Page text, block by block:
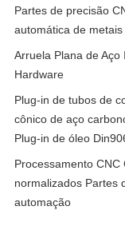
Partes de precisão
automática de
Arruela Plana de
Hardware
Plug-in de tubos de
cônico de aço
Plug-in de óleo
Processamento
normalizados Partes
automação